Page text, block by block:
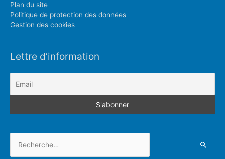
Plan du site
Politique de protection des données
Gestion des cookies
Lettre d’information